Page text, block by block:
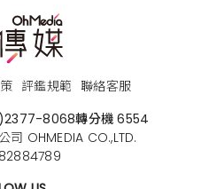
評鑑規範 聯絡客服
8068轉分機 6554
司 OHMEDIA CO.,LTD.